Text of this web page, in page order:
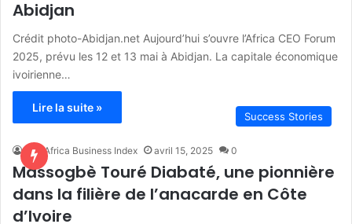
Abidjan
Crédit photo-Abidjan.net Aujourd’hui s’ouvre l’Africa CEO Forum
2025, prévu les 12 et 13 mai à Abidjan. La capitale économique
ivoirienne…
Lire la suite »
Success Stories
The Africa Business Index avril 15, 2025 0
Massogbè Touré Diabaté, une pionnière
dans la filière de l’anacarde en Côte
d’Ivoire